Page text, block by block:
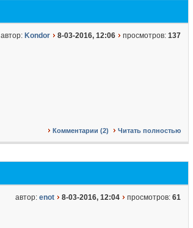
автор: Kondor 8-03-2016, 12:06 просмотров: 137
Комментарии (2) Читать полностью
автор: enot 8-03-2016, 12:04 просмотров: 61